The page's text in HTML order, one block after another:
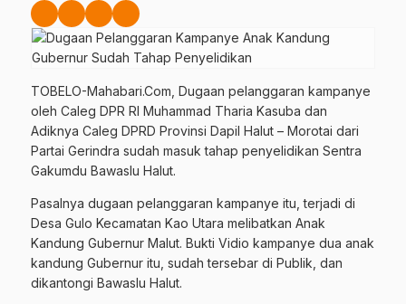
TOBELO-Mahabari.Com, Dugaan pelanggaran kampanye
oleh Caleg DPR RI Muhammad Tharia Kasuba dan
Adiknya Caleg DPRD Provinsi Dapil Halut – Morotai dari
Partai Gerindra sudah masuk tahap penyelidikan Sentra
Gakumdu Bawaslu Halut.
Pasalnya dugaan pelanggaran kampanye itu, terjadi di
Desa Gulo Kecamatan Kao Utara melibatkan Anak
Kandung Gubernur Malut. Bukti Vidio kampanye dua anak
kandung Gubernur itu, sudah tersebar di Publik, dan
dikantongi Bawaslu Halut.